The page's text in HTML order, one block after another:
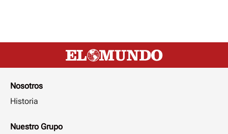
Nosotros
Historia
Nuestro Grupo